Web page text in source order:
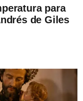
para
de Giles